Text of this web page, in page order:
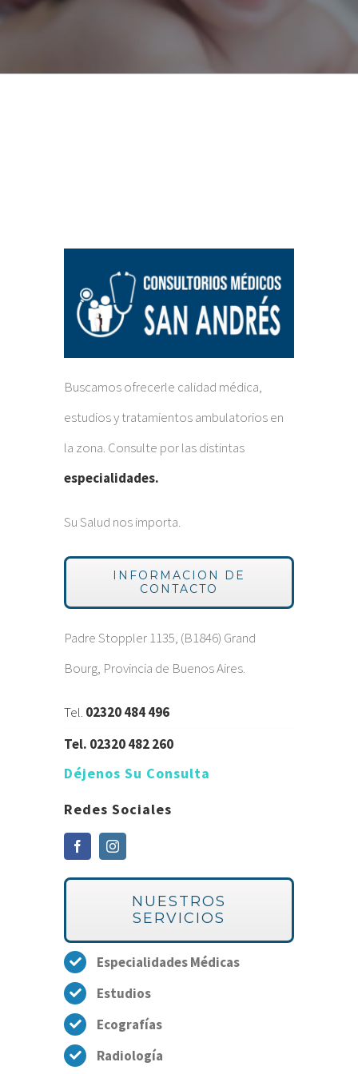
Buscamos ofrecerle calidad médica,
estudios y tratamientos ambulatorios en
la zona. Consulte por las distintas
especialidades.
Su Salud nos importa.
INFORMACION DE
CONTACTO
Padre Stoppler 1135, (B1846) Grand
Bourg, Provincia de Buenos Aires.
Tel. 02320 484 496
Tel. 02320 482 260
Déjenos Su Consulta
Redes Sociales
NUESTROS
SERVICIOS
Especialidades Médicas
Estudios
Ecografías
Radiología